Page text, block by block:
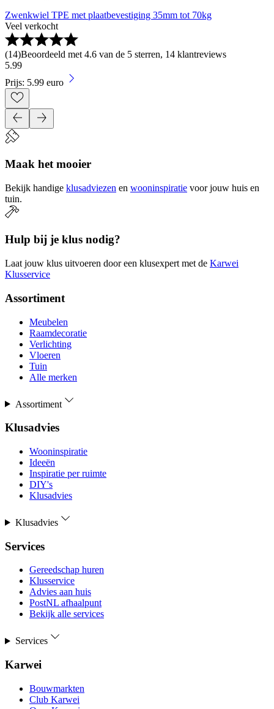
Zwenkwiel TPE met plaatbevestiging 35mm tot 70kg
Veel verkocht
(14)Beoordeeld met 4.6 van de 5 sterren, 14 klantreviews
5.99
Prijs: 5.99 euro
Maak het mooier
Bekijk handige klusadviezen en wooninspiratie voor jouw huis en
tuin.
Hulp bij je klus nodig?
Laat jouw klus uitvoeren door een klusexpert met de Karwei
Klusservice
Assortiment
Meubelen
Raamdecoratie
Verlichting
Vloeren
Tuin
Alle merken
Assortiment
Klusadvies
Wooninspiratie
Ideeën
Inspiratie per ruimte
DIY's
Klusadvies
Klusadvies
Services
Gereedschap huren
Klusservice
Advies aan huis
PostNL afhaalpunt
Bekijk alle services
Services
Karwei
Bouwmarkten
Club Karwei